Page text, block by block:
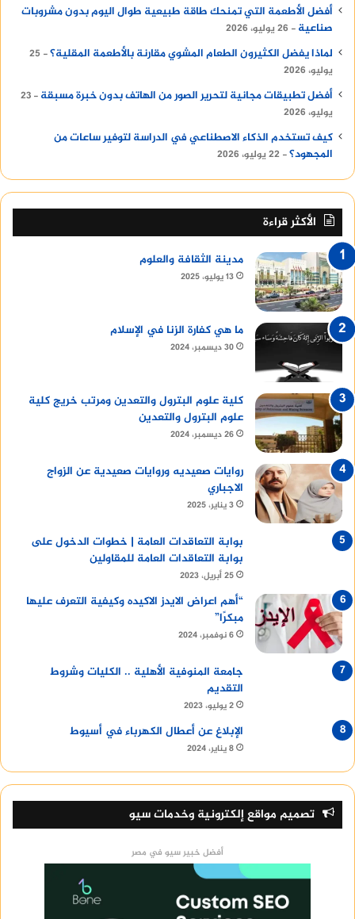
أفضل الأطعمة التي تمنحك طاقة طبيعية طوال اليوم بدون مشروبات
صناعية
26 يوليو، 2026
لماذا يفضل الكثيرون الطعام المشوي مقارنة بالأطعمة المقلية؟
25
يوليو، 2026
أفضل تطبيقات مجانية لتحرير الصور من الهاتف بدون خبرة مسبقة
23
يوليو، 2026
كيف تستخدم الذكاء الاصطناعي في الدراسة لتوفير ساعات من
المجهود؟ 22 يوليو، 2026
الأكثر قراءة
مدينة الثقافة والعلوم
13 يوليو، 2025
ما هي كفارة الزنا في الإسلام
30 ديسمبر، 2024
كلية علوم البترول والتعدين ومرتب خريج كلية
علوم البترول والتعدين
26 ديسمبر، 2024
روايات صعيديه وروايات صعيدية عن الزواج
الاجباري
3 يناير، 2025
بوابة التعاقدات العامة | خطوات الدخول على
بوابة التعاقدات العامة للمقاولين
25 أبريل، 2023
“أهم اعراض الايدز الاكيده وكيفية التعرف عليها
مبكرًا”
6 نوفمبر، 2024
جامعة المنوفية الأهلية .. الكليات وشروط
التقديم
2 يوليو، 2023
الإبلاغ عن أعطال الكهرباء في أسيوط
8 يناير، 2024
تصميم مواقع إلكترونية وخدمات سيو
أفضل خبير سيو في مصر